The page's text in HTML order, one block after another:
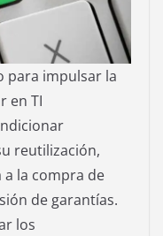
para impulsar la
en TI
reutilización,
la compra de
de garantías.
los